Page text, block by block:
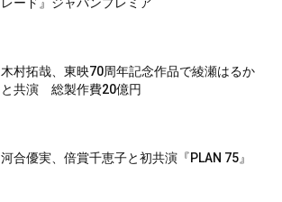
木村拓哉、東映70周年記念作品で綾瀬はるか
と共演 総製作費20億円
河合優実、倍賞千恵子と初共演『PLAN 75』